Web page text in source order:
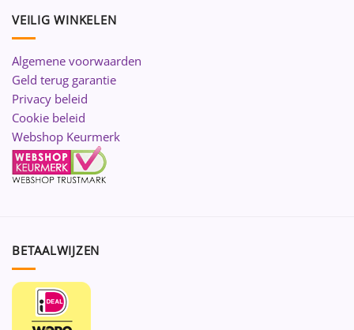
VEILIG WINKELEN
Algemene voorwaarden
Geld terug garantie
Privacy beleid
Cookie beleid
Webshop Keurmerk
BETAALWIJZEN